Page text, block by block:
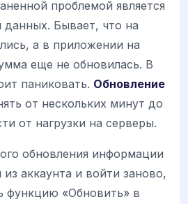
проблемой является
данных. Бывает, что на
а в приложении на
еще не обновилась. В
паниковать. Обновление
от нескольких минут до
от нагрузки на серверы.
обновления информации
аккаунта и войти заново,
функцию «Обновить» в